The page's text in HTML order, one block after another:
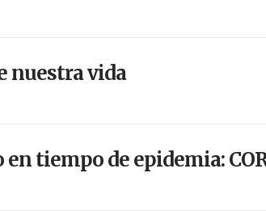
nuestra vida
tiempo de epidemia: